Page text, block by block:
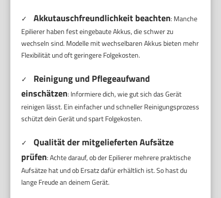
✓ Akkutauschfreundlichkeit beachten: Manche
Epilierer haben fest eingebaute Akkus, die schwer zu
wechseln sind. Modelle mit wechselbaren Akkus bieten mehr
Flexibilität und oft geringere Folgekosten.
✓
Reinigung und Pflegeaufwand
einschätzen: Informiere dich, wie gut sich das Gerät
reinigen lässt. Ein einfacher und schneller Reinigungsprozess
schützt dein Gerät und spart Folgekosten.
✓
Qualität der mitgelieferten Aufsätze
prüfen: Achte darauf, ob der Epilierer mehrere praktische
Aufsätze hat und ob Ersatz dafür erhältlich ist. So hast du
lange Freude an deinem Gerät.